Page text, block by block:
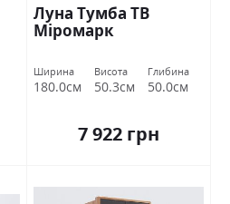
Луна Тумба ТВ
Міромарк
Ширина
180.0см
Висота
50.3см
Глибина
50.0см
7 922 грн